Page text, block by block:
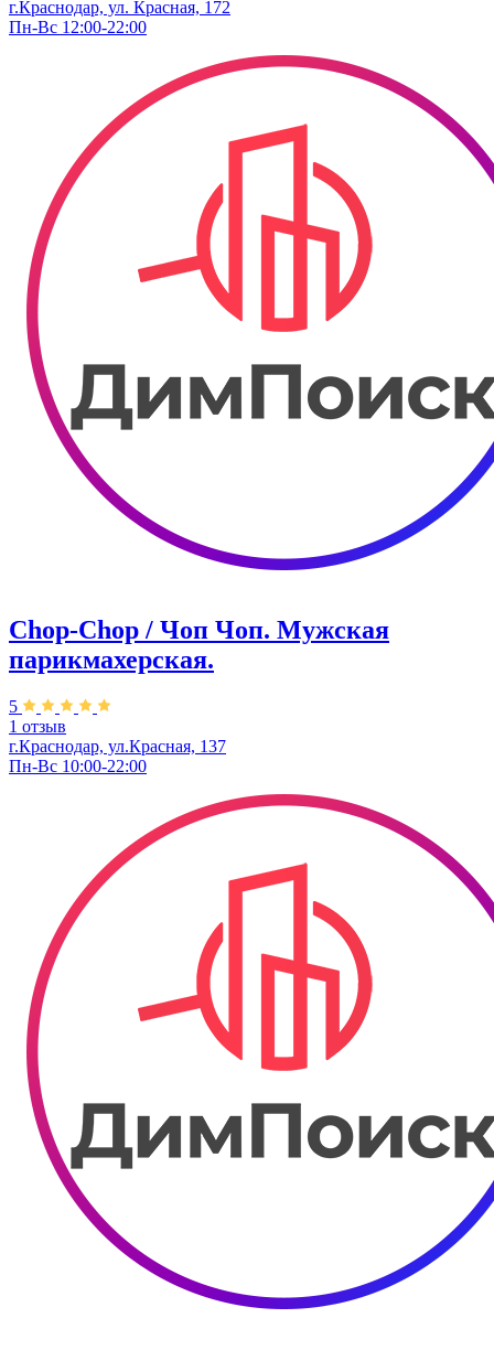
г.Краснодар, ул. ​Красная, 172
Пн-Вс 12:00-22:00
Chop-Chop / Чоп Чоп. ​Мужская
парикмахерская.
5
1 отзыв
г.Краснодар, ул.​Красная, 137
Пн-Вс 10:00-22:00